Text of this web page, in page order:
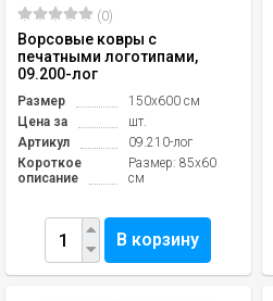
(0)
Ворсовые ковры с
печатными логотипами,
09.200-лог
Размер
150х600 см
Цена за
шт.
Артикул
09.210-лог
Короткое
описание
Размер: 85х60
см
В корзину